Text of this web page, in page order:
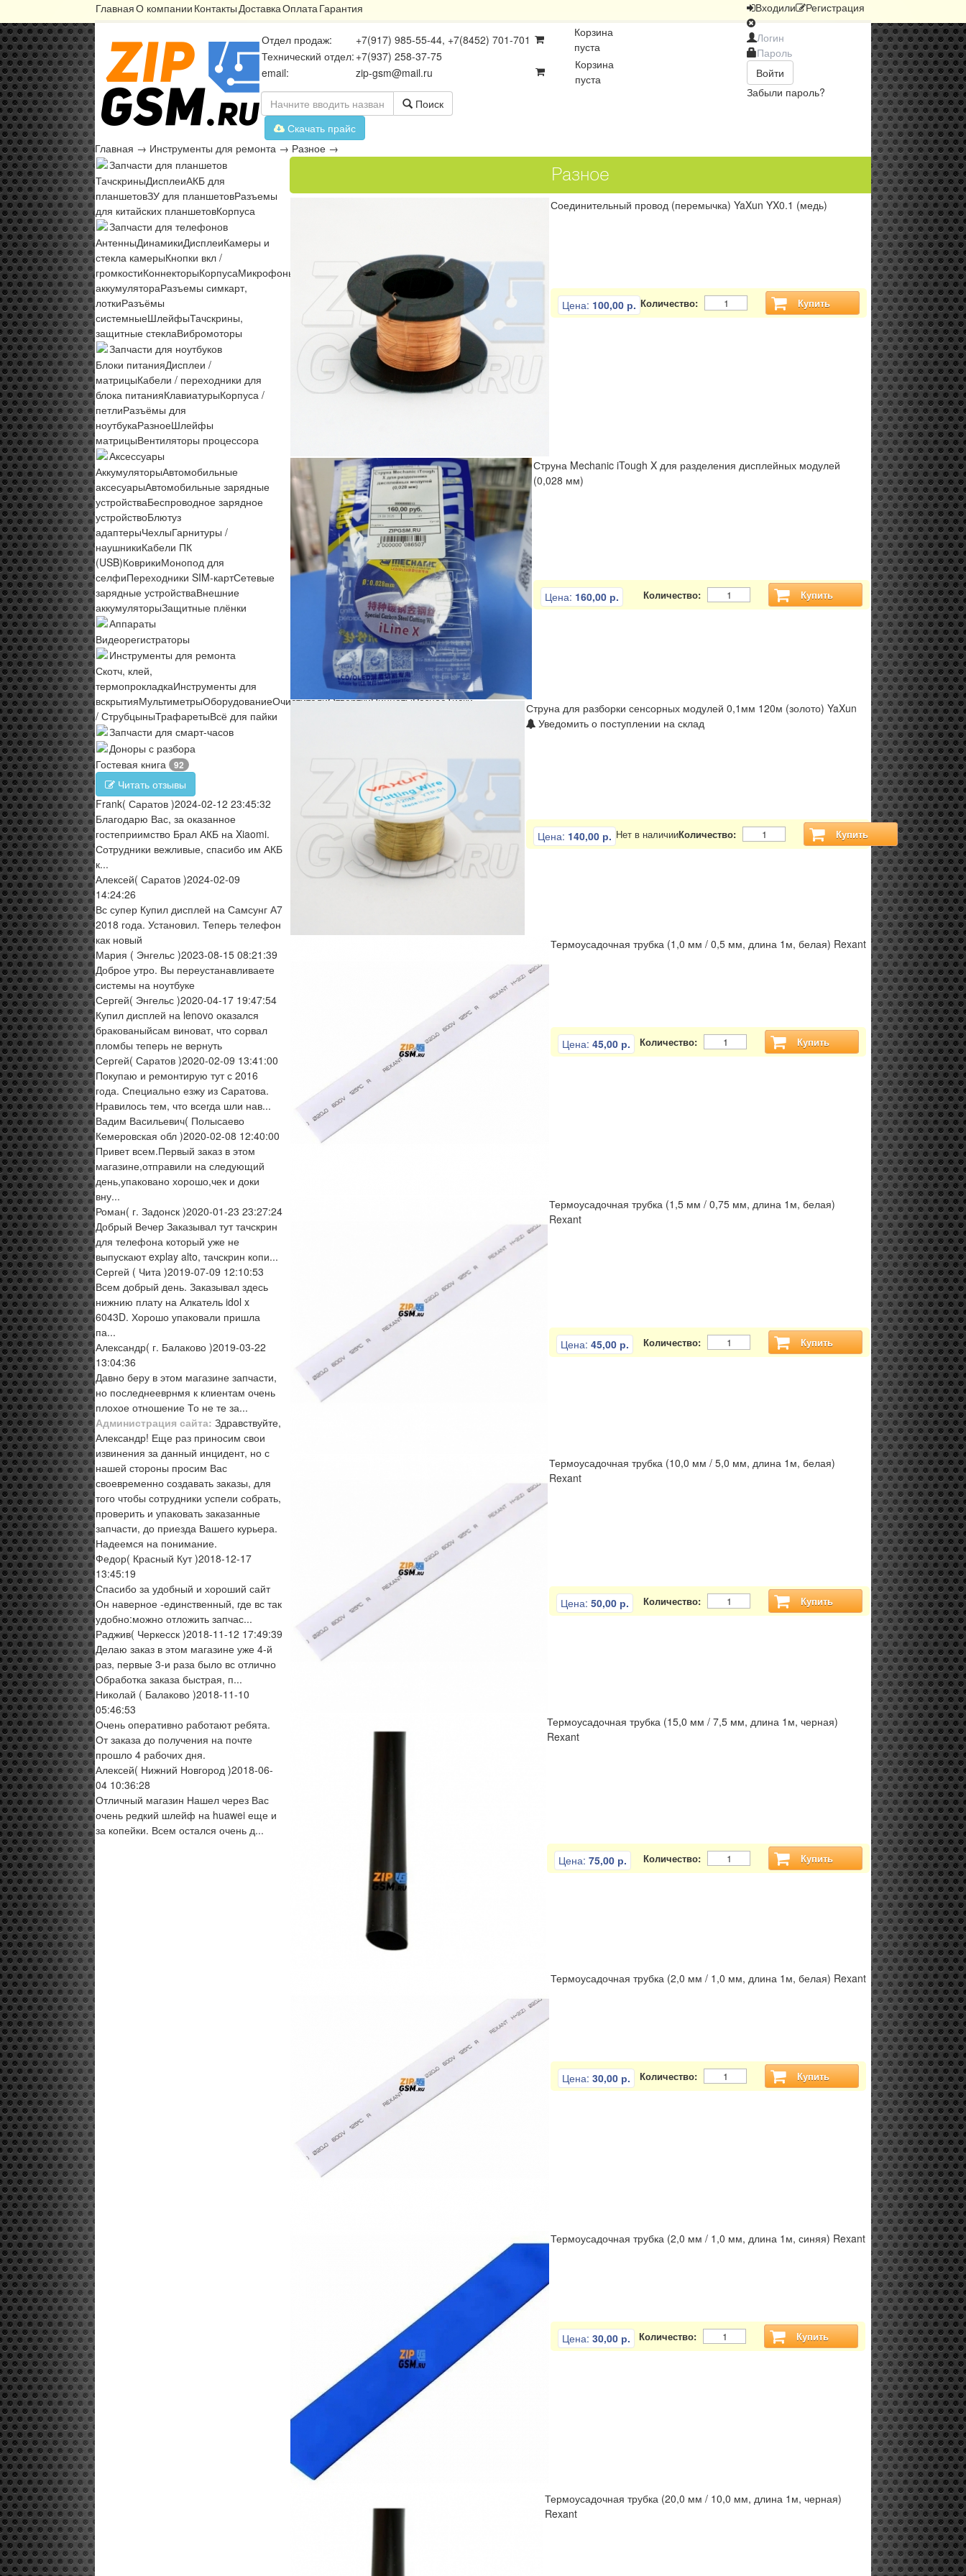
ГлавнаяО компании КонтактыДоставкаОплатаГарантия Входили Регистрация
Войти
Забыли пароль?
Отдел продаж:
+7(917) 985-55-44, +7(8452) 701-701
Технический отдел: +7(937) 258-37-75
email:
zip-gsm@mail.ru
Корзина
пуста
Корзина
пуста
Поиск
Скачать прайс
Главная → Инструменты для ремонта → Разное →
Запчасти для планшетов
ТачскриныДисплеиАКБ для
планшетовЗУ для планшетовРазъемы
для китайских планшетовКорпуса
Запчасти для телефонов
АнтенныДинамикиДисплеиКамеры и
стекла камерыКнопки вкл /
громкостиКоннекторыКорпусаМикрофоны МикросхемыПлатыРазъёмы
аккумулятораРазъемы симкарт,
лоткиРазъёмы
системныеШлейфыТачскрины,
защитные стеклаВибромоторы
Запчасти для ноутбуков
Блоки питанияДисплеи /
матрицыКабели / переходники для
блока питанияКлавиатурыКорпуса /
петлиРазъёмы для
ноутбукаРазноеШлейфы
матрицыВентиляторы процессора
Аксессуары
АккумуляторыАвтомобильные
аксесуарыАвтомобильные зарядные
устройстваБеспроводное зарядное
устройствоБлютуз
адаптерыЧехлыГарнитуры /
наушникиКабели ПК
(USB)КоврикиМонопод для
селфиПереходники SIM-картСетевые
зарядные устройстваВнешние
аккумуляторыЗащитные плёнки
Аппараты
Видеорегистраторы
Инструменты для ремонта
Скотч, клей,
термопрокладкаИнструменты для
вскрытияМультиметрыОборудованиеОчистителиОтверткиПинцетыРазноеТиски
/ СтрубцыныТрафаретыВсё для пайки
Запчасти для смарт-часов
Доноры с разбора
Гостевая книга
92
Читать отзывы
Frank( Саратов )2024-02-12 23:45:32
Благодарю Вас, за оказанное
гостеприимство Брал АКБ на Xiaomi.
Сотрудники вежливые, спасибо им АКБ
к...
Алексей( Саратов )2024-02-09
14:24:26
Вс супер Купил дисплей на Самсунг А7
2018 года. Установил. Теперь телефон
как новый
Мария ( Энгельс )2023-08-15 08:21:39
Доброе утро. Вы переустанавливаете
системы на ноутбуке
Сергей( Энгельс )2020-04-17 19:47:54
Купил дисплей на lenovo оказался
бракованыйсам виноват, что сорвал
пломбы теперь не вернуть
Сергей( Саратов )2020-02-09 13:41:00
Покупаю и ремонтирую тут с 2016
года. Специально езжу из Саратова.
Нравилось тем, что всегда шли нав...
Вадим Васильевич( Полысаево
Кемеровская обл )2020-02-08 12:40:00
Привет всем.Первый заказ в этом
магазине,отправили на следующий
день,упаковано хорошо,чек и доки
вну...
Роман( г. Задонск )2020-01-23 23:27:24
Добрый Вечер Заказывал тут тачскрин
для телефона который уже не
выпускают explay alto, тачскрин копи...
Сергей ( Чита )2019-07-09 12:10:53
Всем добрый день. Заказывал здесь
нижнию плату на Алкатель idol x
6043D. Хорошо упаковали пришла
па...
Александр( г. Балаково )2019-03-22
13:04:36
Давно беру в этом магазине запчасти,
но последнееврнмя к клиентам очень
плохое отношение То не те за...
Администрация сайта: Здравствуйте,
Александр! Еще раз приносим свои
извинения за данный инцидент, но с
нашей стороны просим Вас
своевременно создавать заказы, для
того чтобы сотрудники успели собрать,
проверить и упаковать заказанные
запчасти, до приезда Вашего курьера.
Надеемся на понимание.
Федор( Красный Кут )2018-12-17
13:45:19
Спасибо за удобный и хороший сайт
Он наверное -единственный, где вс так
удобно:можно отложить запчас...
Раджив( Черкесск )2018-11-12 17:49:39
Делаю заказ в этом магазине уже 4-й
раз, первые 3-и раза было вс отлично
Обработка заказа быстрая, п...
Николай ( Балаково )2018-11-10
05:46:53
Очень оперативно работают ребята.
От заказа до получения на почте
прошло 4 рабочих дня.
Алексей( Нижний Новгород )2018-06-
04 10:36:28
Отличный магазин Нашел через Вас
очень редкий шлейф на huawei еще и
за копейки. Всем остался очень д...
Разное
Соединительный провод (перемычка) YaXun YX0.1 (медь)
Цена: 100,00 р. Количество: Купить
Струна Mechanic iTough X для разделения дисплейных модулей
(0,028 мм)
Цена: 160,00 р. Количество: Купить
Струна для разборки сенсорных модулей 0,1мм 120м (золото) YaXun
Уведомить о поступлении на склад
Цена: 140,00 р. Нет в наличииКоличество: Купить
Термоусадочная трубка (1,0 мм / 0,5 мм, длина 1м, белая) Rexant
Цена: 45,00 р. Количество: Купить
Термоусадочная трубка (1,5 мм / 0,75 мм, длина 1м, белая)
Rexant
Цена: 45,00 р. Количество: Купить
Термоусадочная трубка (10,0 мм / 5,0 мм, длина 1м, белая)
Rexant
Цена: 50,00 р. Количество: Купить
Термоусадочная трубка (15,0 мм / 7,5 мм, длина 1м, черная)
Rexant
Цена: 75,00 р. Количество: Купить
Термоусадочная трубка (2,0 мм / 1,0 мм, длина 1м, белая) Rexant
Цена: 30,00 р. Количество: Купить
Термоусадочная трубка (2,0 мм / 1,0 мм, длина 1м, синяя) Rexant
Цена: 30,00 р. Количество: Купить
Термоусадочная трубка (20,0 мм / 10,0 мм, длина 1м, черная)
Rexant